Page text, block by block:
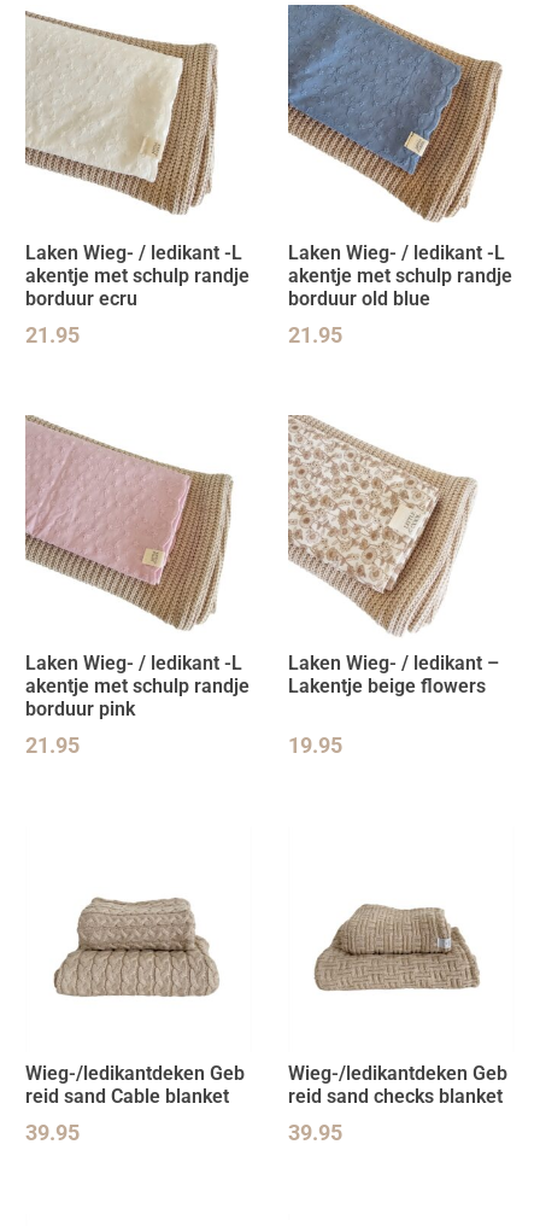
Laken Wieg- / ledikant -L
akentje met schulp randje
borduur ecru
21.95
Laken Wieg- / ledikant -L
akentje met schulp randje
borduur old blue
21.95
Laken Wieg- / ledikant -L
akentje met schulp randje
borduur pink
21.95
Laken Wieg- / ledikant –
Lakentje beige flowers
19.95
Wieg-/ledikantdeken Geb
reid sand Cable blanket
39.95
Wieg-/ledikantdeken Geb
reid sand checks blanket
39.95